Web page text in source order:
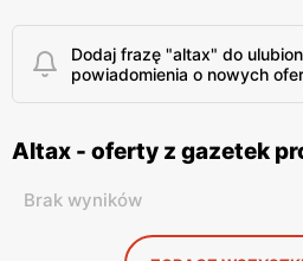
Dodaj frazę "altax" do
powiadomienia o nowych
Altax - oferty z gazetek
Brak wyników